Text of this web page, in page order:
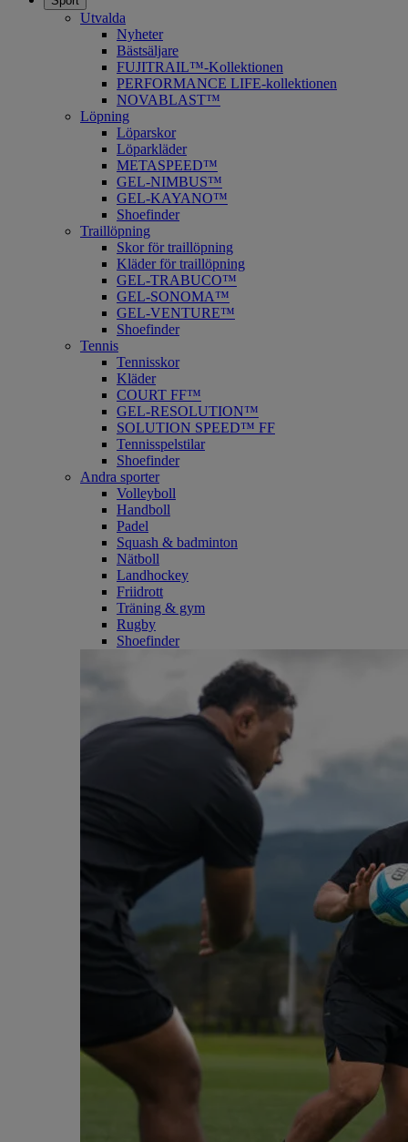
Utvalda
Nyheter
Bästsäljare
FUJITRAIL™-Kollektionen
PERFORMANCE LIFE-kollektionen
NOVABLAST™
Löpning
Löparskor
Löparkläder
METASPEED™
​GEL-NIMBUS™
GEL-KAYANO™
Shoefinder
Traillöpning
Skor för traillöpning
Kläder för traillöpning
GEL-TRABUCO™
GEL-SONOMA™
GEL-VENTURE™
Shoefinder
Tennis
Tennisskor
Kläder
COURT FF™
GEL-RESOLUTION™
SOLUTION SPEED™ FF
Tennisspelstilar
Shoefinder
Andra sporter
Volleyboll
Handboll
Padel
Squash & badminton
Nätboll
Landhockey
Friidrott
Träning & gym
Rugby
Shoefinder